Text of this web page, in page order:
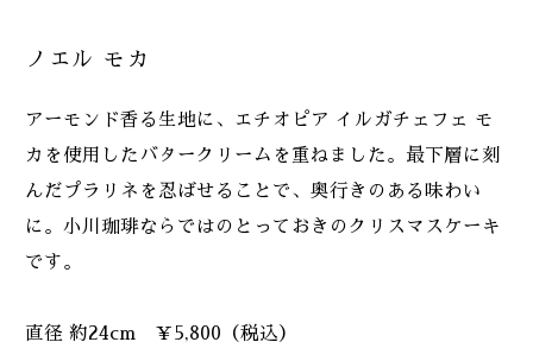
ノエル モカ
アーモンド香る生地に、エチオピア イルガチェフェ モ
カを使用したバタークリームを重ねました。最下層に刻
んだプラリネを忍ばせることで、奥行きのある味わい
に。小川珈琲ならではのとっておきのクリスマスケーキ
です。
直径 約24cm ￥5,800（税込）